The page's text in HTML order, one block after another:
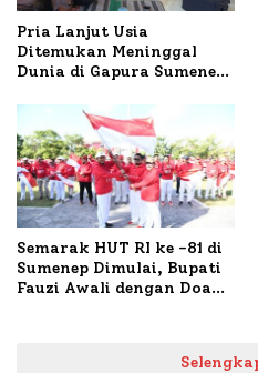
Pria Lanjut Usia
Ditemukan Meninggal
Dunia di Gapura Sumenep,
Semarak HUT RI ke -81 di
Sumenep Dimulai, Bupati
Fauzi Awali dengan Doa